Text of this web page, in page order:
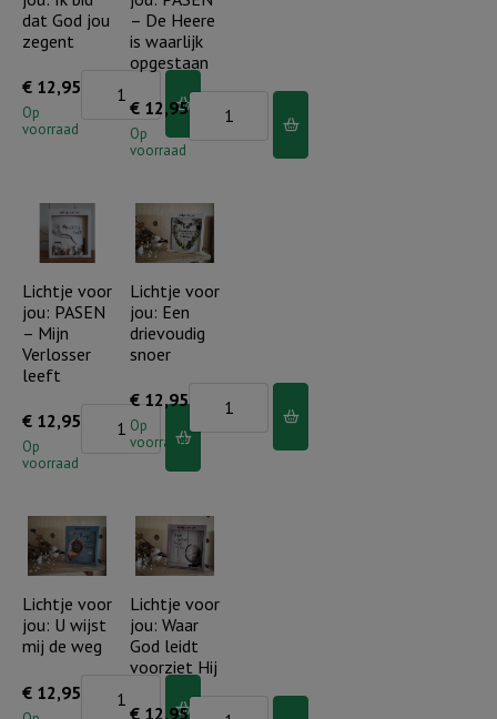
is
liefde
aantal
dat God jou
zegent
€ 12,95
Op
voorraad
Lichtje
bid
dat
God
jou
zegent
aantal
– De Heere
is waarlijk
opgestaan
€ 12,95
Op
voorraad
Lichtje
voor
-
De
Heere
is
waarlijk
aantal
Lichtje voor
jou: PASEN
– Mijn
Verlosser
leeft
€ 12,95
Op
voorraad
Lichtje
-
Mijn
Verlosser
leeft
aantal
Lichtje voor
jou: Een
drievoudig
snoer
€ 12,95
Op
voorraad
Lichtje
voor
drievoudig
snoer
aantal
Lichtje voor
jou: U wijst
mij de weg
€ 12,95 Lichtje
Lichtje voor
jou: Waar
God leidt
voorziet Hij
€ 12,95Lichtje